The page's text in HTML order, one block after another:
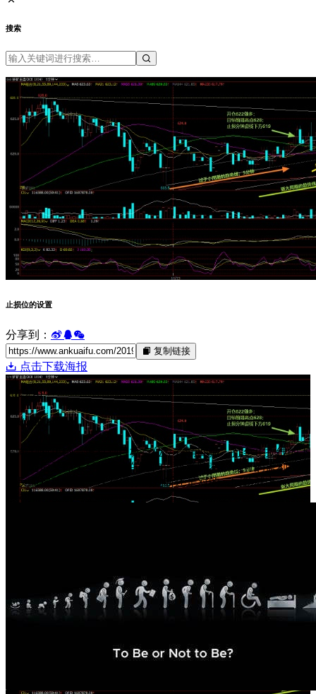
搜索
止损位的设置
分享到：
复制链接
点击下载海报
24
2019/10
止损位的设置
方向判断正确，没有到目标点位，行情回撤，打至止损线的下
方，随后又掉头至你开仓的方向。这意味着，该有的盈利没有
了反而被动亏损，且发现你的判断还是对的，问题就出...
@ ankuaifu